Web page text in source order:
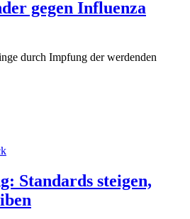
gegen Influenza
durch Impfung der werdenden
Standards steigen,